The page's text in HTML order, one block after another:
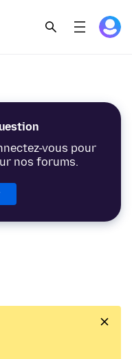
vous pour
nos forums.